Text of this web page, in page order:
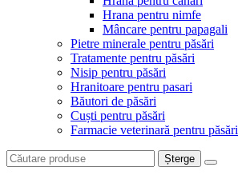
Hrana pentru nimfe
Mâncare pentru papagali
Pietre minerale pentru păsări
Tratamente pentru păsări
Nisip pentru păsări
Hranitoare pentru pasari
Băutori de păsări
Cuști pentru păsări
Farmacie veterinară pentru păsări
Șterge